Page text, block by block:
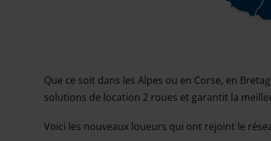
Que ce soit dans les Alpes ou en Corse, en
solutions de location 2 roues et garantit la
Voici les nouveaux loueurs qui ont rejoint le